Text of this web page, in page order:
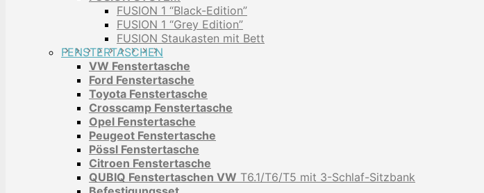
FUSION 1 “Black-Edition”
FUSION 1 “Grey Edition”
FUSION Staukasten mit Bett
FENSTERTASCHEN
VW Fenstertasche
Ford Fenstertasche
Toyota Fenstertasche
Crosscamp Fenstertasche
Opel Fenstertasche
Peugeot Fenstertasche
Pössl Fenstertasche
Citroen Fenstertasche
QUBIQ Fenstertaschen VW T6.1/T6/T5 mit 3-Schlaf-Sitzbank